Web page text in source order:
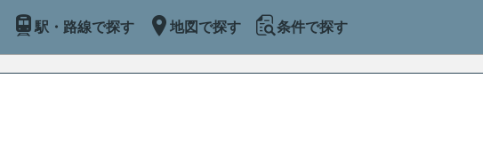
駅・路線で探す 地図で探す 条件で探す